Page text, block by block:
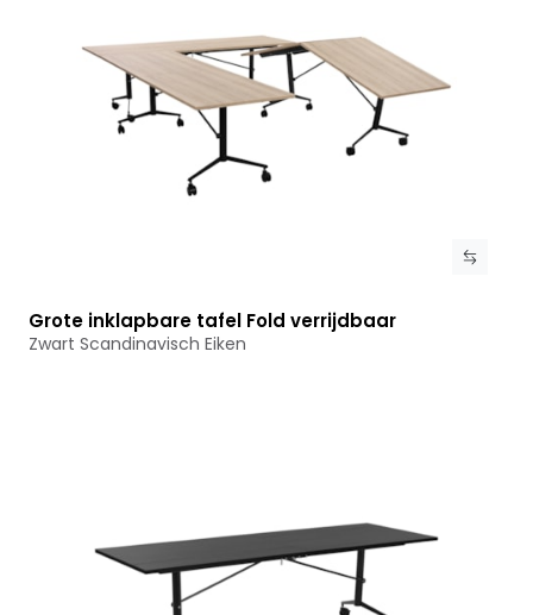
Bekijk product
Grote inklapbare tafel Fold verrijdbaar
Zwart Scandinavisch Eiken